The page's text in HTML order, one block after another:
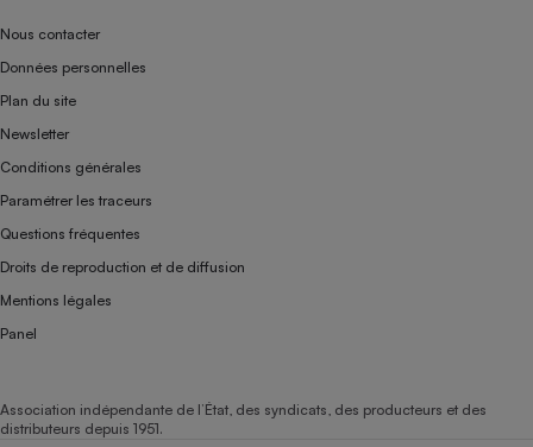
Nous contacter
Données personnelles
Plan du site
Newsletter
Conditions générales
Paramétrer les traceurs
Questions fréquentes
Droits de reproduction et de diffusion
Mentions légales
Panel
Association indépendante de l’État, des syndicats, des producteurs et des
distributeurs depuis 1951.